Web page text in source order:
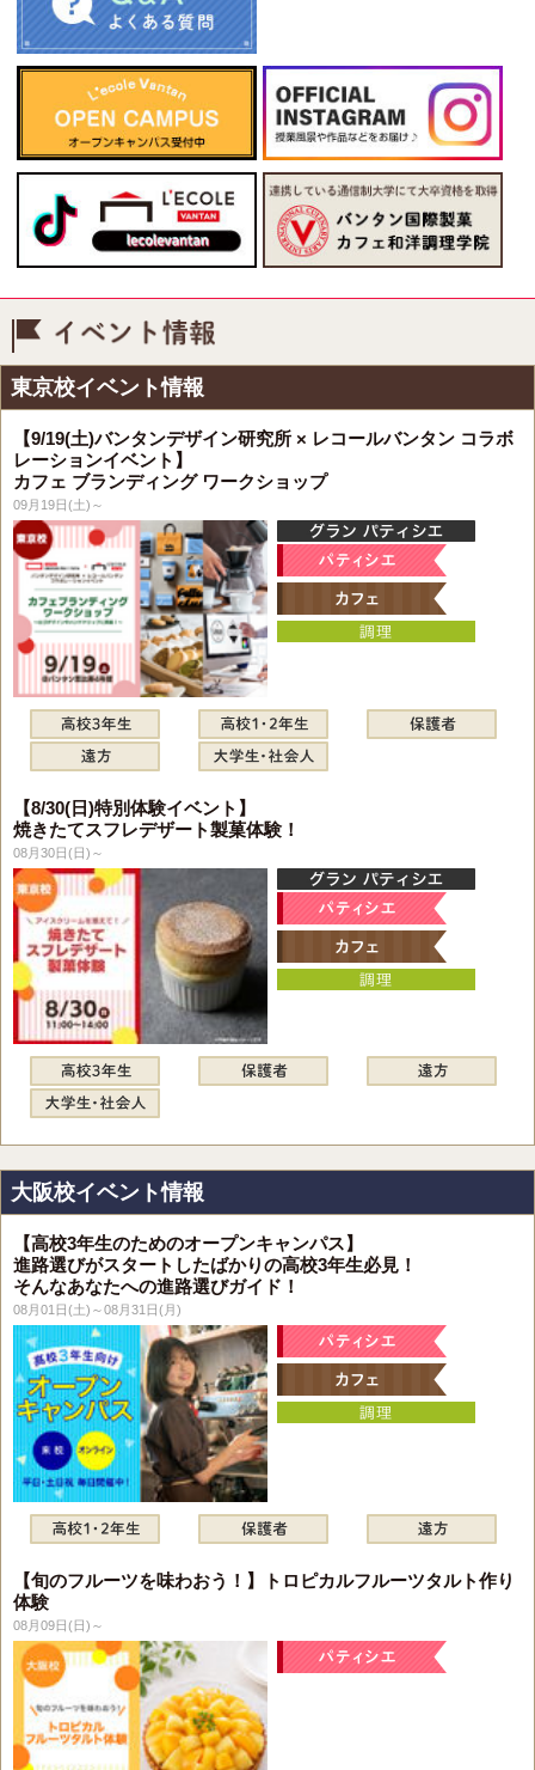
東京校イベント情報
【9/19(土)バンタンデザイン研究所 × レコールバンタン コラボ
レーションイベント】
カフェ ブランディング ワークショップ
09月19日(土)～
【8/30(日)特別体験イベント】
焼きたてスフレデザート製菓体験！
08月30日(日)～
大阪校イベント情報
【高校3年生のためのオープンキャンパス】
進路選びがスタートしたばかりの高校3年生必見！
そんなあなたへの進路選びガイド！
08月01日(土)～08月31日(月)
【旬のフルーツを味わおう！】トロピカルフルーツタルト作り
体験
08月09日(日)～